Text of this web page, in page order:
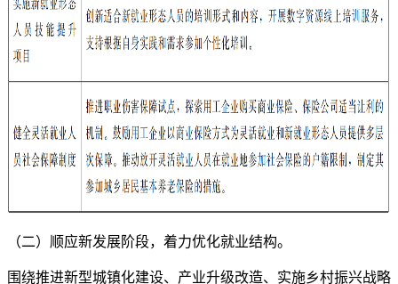
（二）顺应新发展阶段，着力优化就业结构。
围绕推进新型城镇化建设、产业升级改造、实施乡村振兴战略